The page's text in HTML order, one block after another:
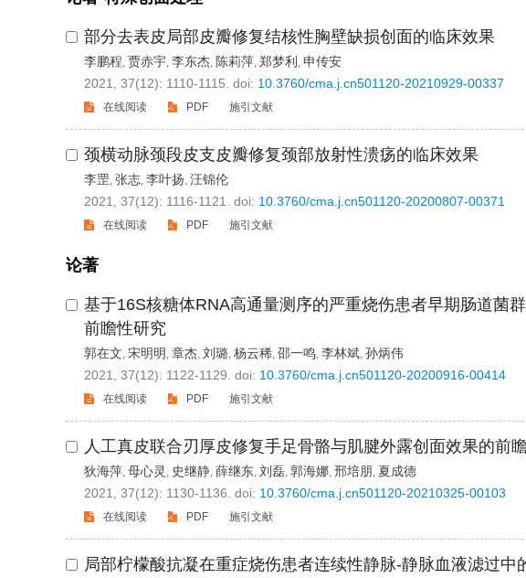
部分去表皮局部皮瓣修复结核性胸壁缺损创面的临床效果
李鹏程, 贾赤宇, 李东杰, 陈莉萍, 郑梦利 , 申传安
2021, 37(12): 1110-1115. doi: 10.3760/cma.j.cn501120-20210929-00337
在线阅读 PDF 施引文献
颈横动脉颈段皮支皮瓣修复颈部放射性溃疡的临床效果
李罡, 张志, 李叶扬, 汪锦伦
2021, 37(12): 1116-1121. doi: 10.3760/cma.j.cn501120-20200807-00371
在线阅读 PDF 施引文献
论著
基于16S核糖体RNA高通量测序的严重烧伤患者早期肠道菌
前瞻性研究
郭在文, 宋明明 , 章杰, 刘璐, 杨云稀, 邵一鸣, 李林斌, 孙炳伟
2021, 37(12): 1122-1129. doi: 10.3760/cma.j.cn501120-20200916-00414
在线阅读 PDF 施引文献
人工真皮联合刃厚皮修复手足骨骼与肌腱外露创面效果的前
狄海萍, 母心灵 , 史继静, 薛继东, 刘磊, 郭海娜, 邢培朋, 夏成德
2021, 37(12): 1130-1136. doi: 10.3760/cma.j.cn501120-20210325-00103
在线阅读 PDF 施引文献
局部柠檬酸抗凝在重症烧伤患者连续性静脉-静脉血液滤过中